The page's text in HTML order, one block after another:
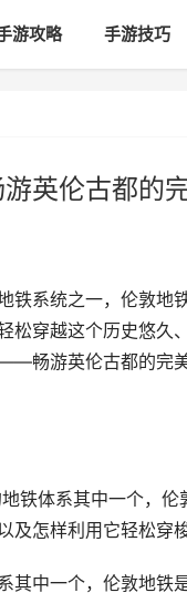
游攻略 手游技巧
英伦古都的
铁系统之一，伦敦地
松穿越这个历史悠
——畅游英伦古都的完
铁体系其中一个，
及怎样利用它轻松穿
其中一个，伦敦地